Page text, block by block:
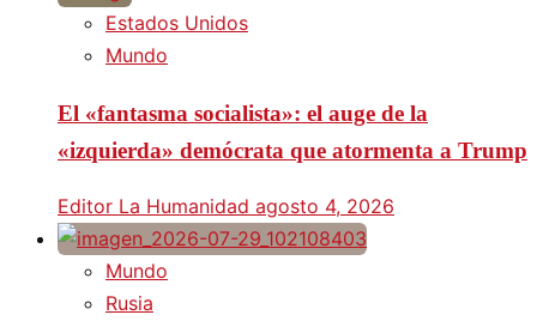
Estados Unidos
Mundo
El «fantasma socialista»: el auge de la
«izquierda» demócrata que atormenta a Trump
Editor La Humanidad agosto 4, 2026
Mundo
Rusia